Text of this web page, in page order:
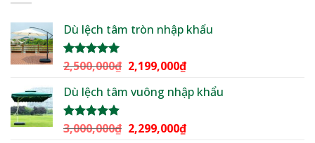
Dù lệch tâm tròn nhập khẩu
Được xếp
5 sao
2,500,000₫ Giá
là:
2,199,000₫Giá
tại
2,199,000₫.
Dù lệch tâm vuông nhập khẩu
Được xếp
3,000,000₫ Giá
2,299,000₫Giá